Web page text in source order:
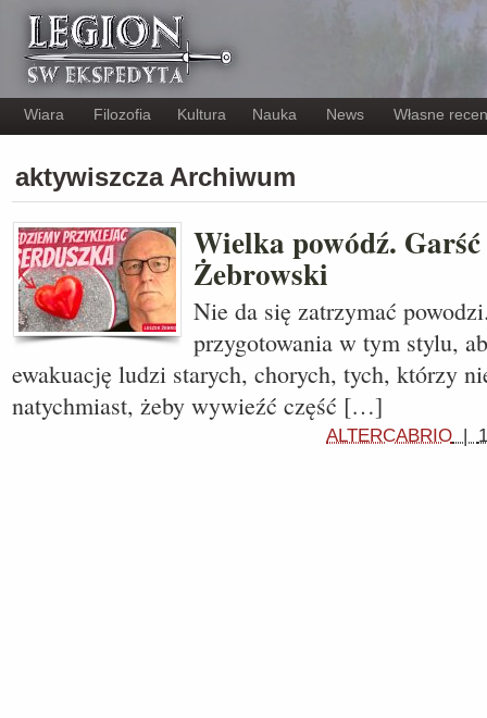
Wiara Filozofia Kultura Nauka News Własne
aktywiszcza Archiwum
Wielka powódź.
Żebrowski
Nie da się zatrzymać
przygotowania w tym stylu,
ewakuację ludzi starych, chorych, tych, którzy
natychmiast, żeby wywieźć część […]
ALTERCABRIO |